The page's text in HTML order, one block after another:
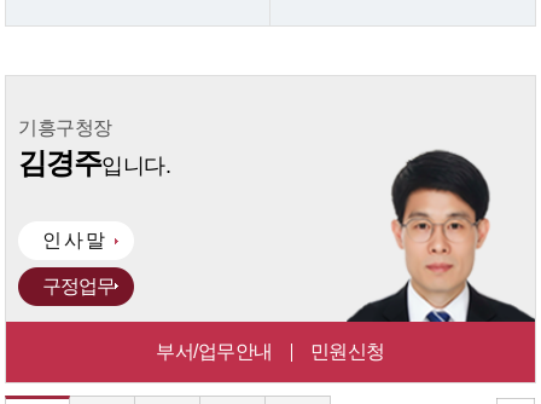
기흥구청장
김경주입니다.
인 사 말
구정업무
부서/업무안내 민원신청